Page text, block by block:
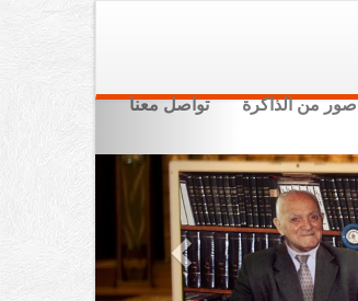
صور من الذاكرة تواصل معنا
Previous